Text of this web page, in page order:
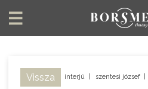
Vissza interjú szentesi józsef